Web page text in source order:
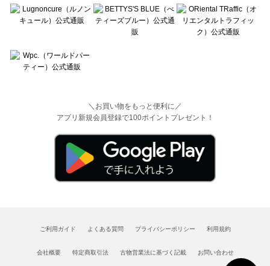
＼お買い物をもっと便利に／
アプリ新規会員登録で100ポイントプレゼント！
ご利用ガイド よくある質問 プライバシーポリシー 利用規約
会社概要 特定商取引法 古物営業法に基づく記載 お問い合わせ